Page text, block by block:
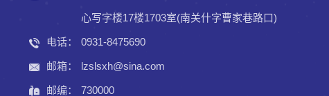
心写字楼17楼1703室(南关什字曹家巷路口)
电话： 0931-8475690
邮箱： lzslsxh@sina.com
邮编： 730000